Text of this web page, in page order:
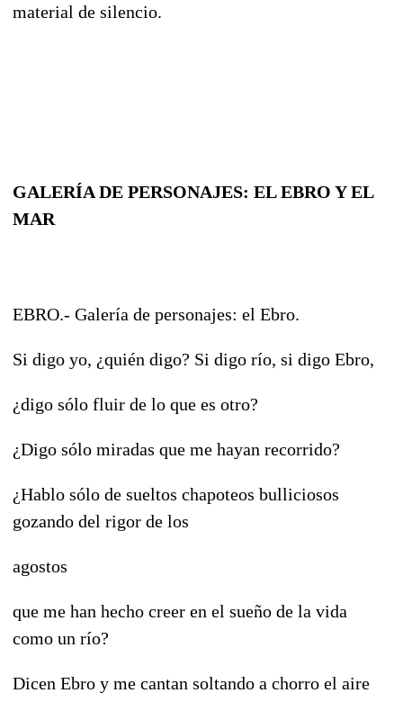
material de silencio.
GALERÍA DE PERSONAJES: EL EBRO Y EL
MAR
EBRO.- Galería de personajes: el Ebro.
Si digo yo, ¿quién digo? Si digo río, si digo Ebro,
¿digo sólo fluir de lo que es otro?
¿Digo sólo miradas que me hayan recorrido?
¿Hablo sólo de sueltos chapoteos bulliciosos
gozando del rigor de los
agostos
que me han hecho creer en el sueño de la vida
como un río?
Dicen Ebro y me cantan soltando a chorro el aire